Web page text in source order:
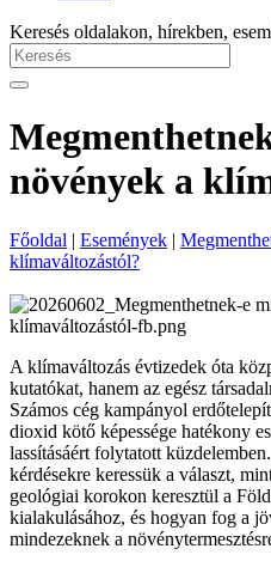
Keresés oldalakon, hírekben,
növények a
Főoldal | Események |
klímaváltozástól?
A klímaváltozás évtizedek óta
kutatókat, hanem az egész
Számos cég kampányol
dioxid kötő képessége hatékony
lassításáért folytatott
kérdésekre keressük a választ,
geológiai korokon keresztül a
kialakulásához, és hogyan fog a
mindezeknek a